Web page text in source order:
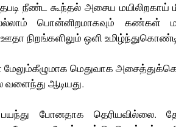
நீண்ட கூந்தல் அசைய மயிலிறகாய்
பொன்னிறமாகவும் கண்கள்
நிறங்களிலும் ஒளி
மெதுவாக
வளைந்து ஆடியது.
போனதாக தெரியவில்லை.